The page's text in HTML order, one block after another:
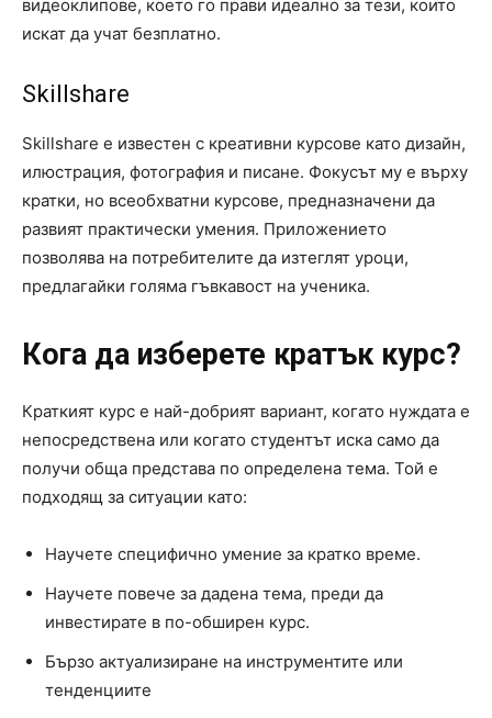
видеоклипове, което го прави идеално за тези, които
искат да учат безплатно.
Skillshare
Skillshare е известен с креативни курсове като дизайн,
илюстрация, фотография и писане. Фокусът му е върху
кратки, но всеобхватни курсове, предназначени да
развият практически умения. Приложението
позволява на потребителите да изтеглят уроци,
предлагайки голяма гъвкавост на ученика.
Кога да изберете кратък курс?
Краткият курс е най-добрият вариант, когато нуждата е
непосредствена или когато студентът иска само да
получи обща представа по определена тема. Той е
подходящ за ситуации като:
Научете специфично умение за кратко време.
Научете повече за дадена тема, преди да
инвестирате в по-обширен курс.
Бързо актуализиране на инструментите или
тенденциите